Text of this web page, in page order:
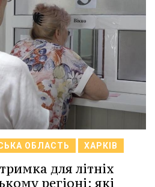
ОБЛАСТЬ ХАРКІВ
для літніх
регіоні: які